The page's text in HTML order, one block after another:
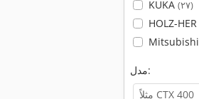
KUKA (۲۷)
HOLZ-HER
Mitsubishi
مدل: